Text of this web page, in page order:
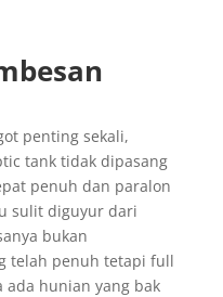
penting sekali,
tank tidak dipasang
penuh dan paralon
sulit diguyur dari
bukan
telah penuh tetapi full
hunian yang bak